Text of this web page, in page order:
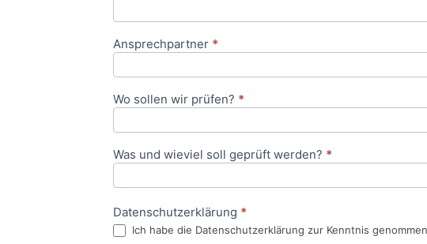
Ansprechpartner *
Wo sollen wir prüfen? *
Was und wieviel soll geprüft werden? *
Datenschutzerklärung *
Ich habe die Datenschutzerklärung zur Kenntnis